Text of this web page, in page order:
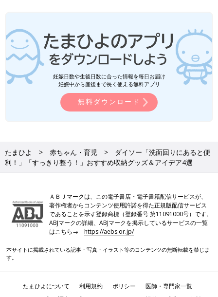
妊娠日数や生後日数に合った情報を毎日お届け
妊娠中から産後まで長く使える無料アプリ
無料ダウンロード
たまひよ 赤ちゃん・育児
ダイソー「洗面回りにあると便
利！」「すっきり整う！」おすすめ収納グッズ＆アイデア4選
ＡＢＪマークは、この電子書店・電子書籍配信サービスが、
著作権者からコンテンツ使用許諾を得た正規版配信サービス
であることを示す登録商標（登録番号 第11091000号）です。
ABJマークの詳細、ABJマークを掲示しているサービスの一覧
はこちら→https://aebs.or.jp/
本サイトに掲載されている記事・写真・イラスト等のコンテンツの無断転載を禁じま
す。
たまひよについて 利用規約 ポリシー
医師・専門家一覧